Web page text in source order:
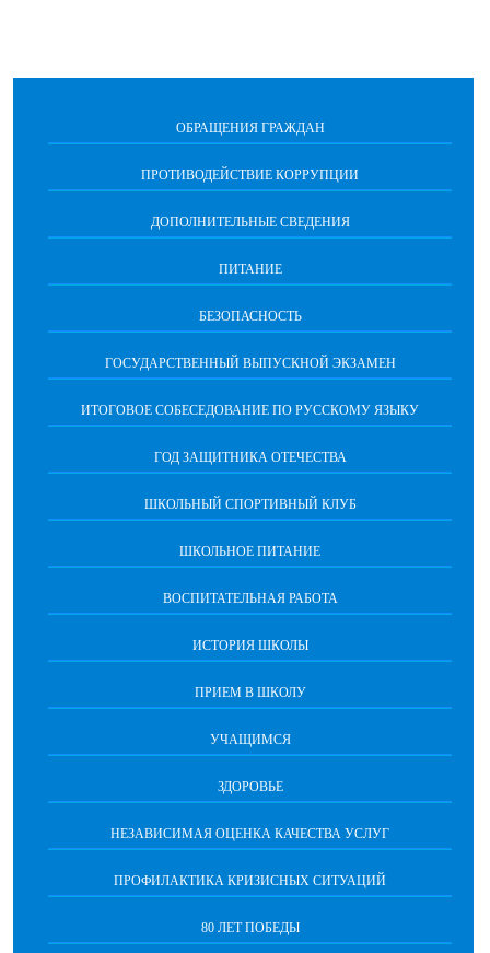
ОБРАЩЕНИЯ ГРАЖДАН
ПРОТИВОДЕЙСТВИЕ КОРРУПЦИИ
ДОПОЛНИТЕЛЬНЫЕ СВЕДЕНИЯ
ПИТАНИЕ
БЕЗОПАСНОСТЬ
ГОСУДАРСТВЕННЫЙ ВЫПУСКНОЙ ЭКЗАМЕН
ИТОГОВОЕ СОБЕСЕДОВАНИЕ ПО РУССКОМУ ЯЗЫКУ
ГОД ЗАЩИТНИКА ОТЕЧЕСТВА
ШКОЛЬНЫЙ СПОРТИВНЫЙ КЛУБ
ШКОЛЬНОЕ ПИТАНИЕ
ВОСПИТАТЕЛЬНАЯ РАБОТА
ИСТОРИЯ ШКОЛЫ
ПРИЕМ В ШКОЛУ
УЧАЩИМСЯ
ЗДОРОВЬЕ
НЕЗАВИСИМАЯ ОЦЕНКА КАЧЕСТВА УСЛУГ
ПРОФИЛАКТИКА КРИЗИСНЫХ СИТУАЦИЙ
80 ЛЕТ ПОБЕДЫ